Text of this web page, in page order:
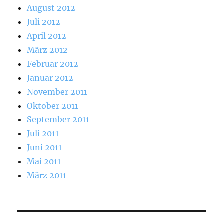
August 2012
Juli 2012
April 2012
März 2012
Februar 2012
Januar 2012
November 2011
Oktober 2011
September 2011
Juli 2011
Juni 2011
Mai 2011
März 2011